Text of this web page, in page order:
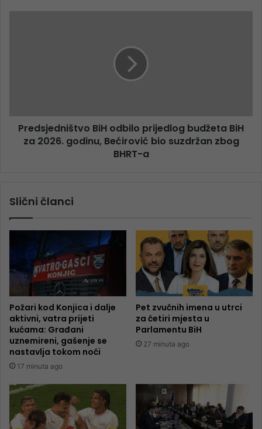
Predsjedništvo BiH odbilo prijedlog budžeta BiH
za 2026. godinu, Bećirović bio suzdržan zbog
BHRT-a
Slični članci
Požari kod Konjica i dalje
aktivni, vatra prijeti
kućama: Građani
uznemireni, gašenje se
nastavlja tokom noći
17 minuta ago
Pet zvučnih imena u utrci
za četiri mjesta u
Parlamentu BiH
27 minuta ago